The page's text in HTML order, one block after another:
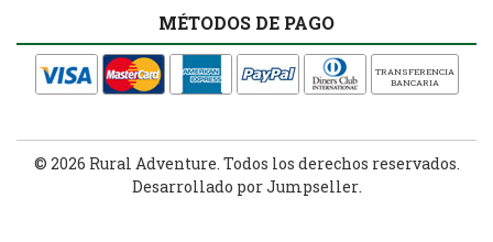
MÉTODOS DE PAGO
TRANSFERENCIA
BANCARIA
© 2026 Rural Adventure. Todos los derechos reservados.
Desarrollado por Jumpseller.